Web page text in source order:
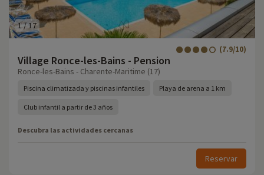
1/17
Village Ronce-les-Bains - Pension
(7.9/10)
Ronce-les-Bains - Charente-Maritime (17)
Piscina climatizada y piscinas infantiles Playa de arena a 1 km
Club infantil a partir de 3 años
Descubra las actividades cercanas
Reservar